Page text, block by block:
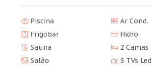
Piscina
Ar Cond.
Frigobar
Hidro
Sauna
2 Camas
Salão
3 TVs Led